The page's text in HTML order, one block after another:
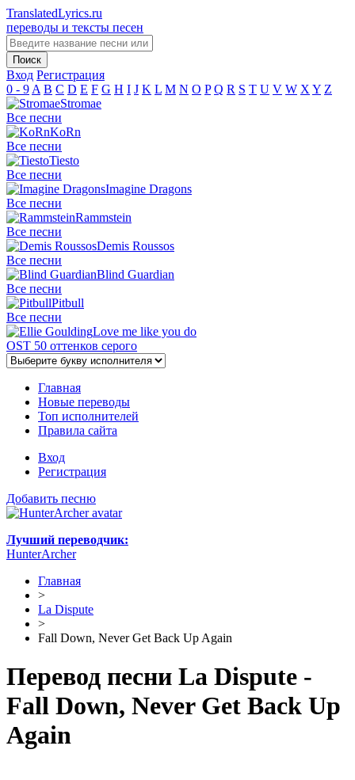
TranslatedLyrics.ru
переводы и тексты песен
Вход Регистрация
0 - 9 A B C D E F G H I J K L M N O P Q R S T U V W X Y Z
Stromae
Все песни
KoRn
Все песни
Tiesto
Все песни
Imagine Dragons
Все песни
Rammstein
Все песни
Demis Roussos
Все песни
Blind Guardian
Все песни
Pitbull
Все песни
Love me like you do
OST 50 оттенков серого
Главная
Новые переводы
Топ исполнителей
Правила сайта
Вход
Регистрация
Добавить песню
Лучший переводчик:
HunterArcher
Главная
>
La Dispute
>
Fall Down, Never Get Back Up Again
Перевод песни La Dispute -
Fall Down, Never Get Back Up
Again